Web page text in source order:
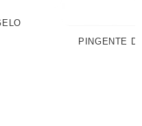
PINGENTE